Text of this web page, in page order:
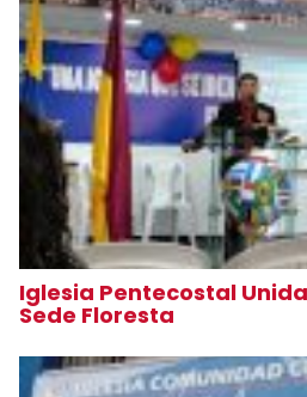
Iglesia Pentecostal
Sede Floresta